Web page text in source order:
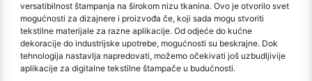
versatibilnost štampanja na širokom nizu tkanina. Ovo je otvorilo svet
mogućnosti za dizajnere i proizvođa če, koji sada mogu stvoriti
tekstilne materijale za razne aplikacije. Od odjeće do kućne
dekoracije do industrijske upotrebe, mogućnosti su beskrajne. Dok
tehnologija nastavlja napredovati, možemo očekivati još uzbudljivije
aplikacije za digitalne tekstilne štampače u budućnosti.